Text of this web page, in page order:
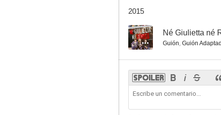
2015
-- Né Giulietta né
Guión, Guión